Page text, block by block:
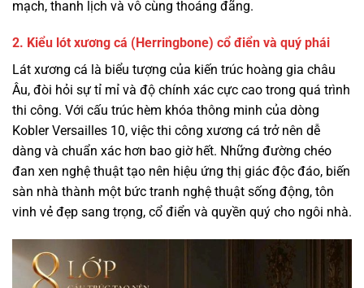
mạch, thanh lịch và vô cùng thoáng đãng.
2. Kiểu lót xương cá (Herringbone) cổ điển và quý phái
Lát xương cá là biểu tượng của kiến trúc hoàng gia châu
Âu, đòi hỏi sự tỉ mỉ và độ chính xác cực cao trong quá trình
thi công. Với cấu trúc hèm khóa thông minh của dòng
Kobler Versailles 10, việc thi công xương cá trở nên dễ
dàng và chuẩn xác hơn bao giờ hết. Những đường chéo
đan xen nghệ thuật tạo nên hiệu ứng thị giác độc đáo, biến
sàn nhà thành một bức tranh nghệ thuật sống động, tôn
vinh vẻ đẹp sang trọng, cổ điển và quyền quý cho ngôi nhà.